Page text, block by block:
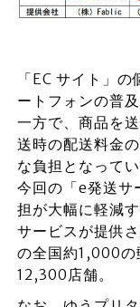
「EC サイト」
ートフォンの普
一方で、商品を
送時の配送料金
な負担となってい
今回の「e発送サ
担が大幅に軽減す
サービスが提供
の全国約1,000
12,300店舗。